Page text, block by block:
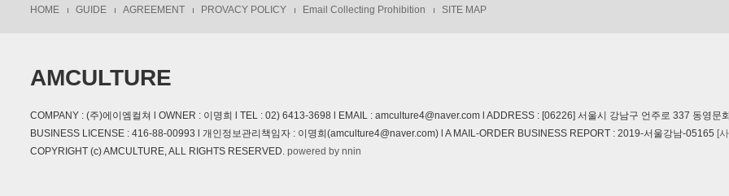
HOME GUIDE AGREEMENT PROVACY POLICY Email Collecting Prohibition SITE MAP
AMCULTURE
COMPANY : (주)에이엠컬쳐 l OWNER : 이명희 l TEL : 02) 6413-3698 l EMAIL : amculture4@naver.com l ADDRESS : [06226] 서울시 강남구 언주로 337 동영문
BUSINESS LICENSE : 416-88-00993 l 개인정보관리책임자 : 이명희(amculture4@naver.com) l A MAIL-ORDER BUSINESS REPORT : 2019-서울강남-05165 [
COPYRIGHT (c) AMCULTURE, ALL RIGHTS RESERVED. powered by nnin